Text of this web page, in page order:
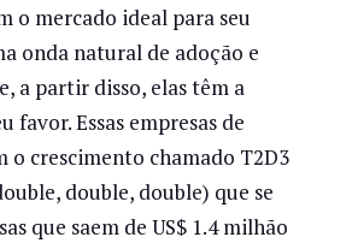
o mercado ideal para seu
onda natural de adoção e
a partir disso, elas têm a
favor. Essas empresas de
o crescimento chamado T2D3
double, double) que se
que saem de US$ 1.4 milhão